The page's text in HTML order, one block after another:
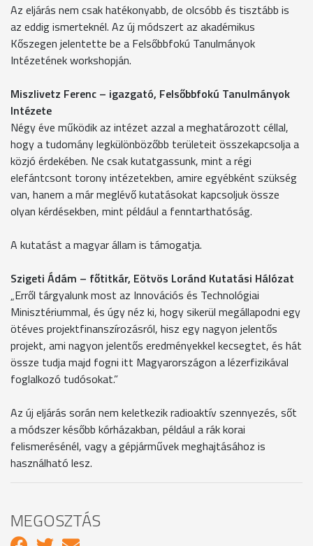
Az eljárás nem csak hatékonyabb, de olcsóbb és tisztább is
az eddig ismerteknél. Az új módszert az akadémikus
Kőszegen jelentette be a Felsőbbfokú Tanulmányok
Intézetének workshopján.
Miszlivetz Ferenc – igazgató, Felsőbbfokú Tanulmányok
Intézete
Négy éve működik az intézet azzal a meghatározott céllal,
hogy a tudomány legkülönbözőbb területeit összekapcsolja a
közjó érdekében. Ne csak kutatgassunk, mint a régi
elefántcsont torony intézetekben, amire egyébként szükség
van, hanem a már meglévő kutatásokat kapcsoljuk össze
olyan kérdésekben, mint például a fenntarthatóság.
A kutatást a magyar állam is támogatja.
Szigeti Ádám – főtitkár, Eötvös Loránd Kutatási Hálózat
„Erről tárgyalunk most az Innovációs és Technológiai
Minisztériummal, és úgy néz ki, hogy sikerül megállapodni egy
ötéves projektfinanszírozásról, hisz egy nagyon jelentős
projekt, ami nagyon jelentős eredményekkel kecsegtet, és hát
össze tudja majd fogni itt Magyarországon a lézerfizikával
foglalkozó tudósokat.”
Az új eljárás során nem keletkezik radioaktív szennyezés, sőt
a módszer később kórházakban, például a rák korai
felismerésénél, vagy a gépjárművek meghajtásához is
használható lesz.
MEGOSZTÁS